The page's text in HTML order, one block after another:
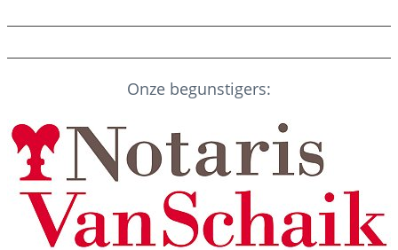
Onze begunstigers: